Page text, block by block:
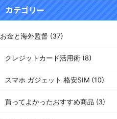
カテゴリー
お金と海外監督 (37)
クレジットカード活用術 (8)
スマホ ガジェット 格安SIM (10)
買ってよかったおすすめ商品 (3)